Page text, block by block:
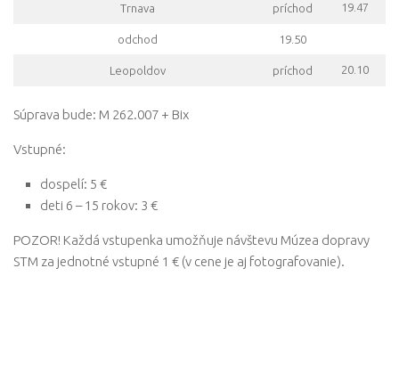
Trnava príchod 19.47
odchod 19.50
Leopoldov príchod 20.10
Súprava bude: M 262.007 + Bix
Vstupné:
dospelí: 5 €
deti 6 – 15 rokov: 3 €
POZOR! Každá vstupenka umožňuje návštevu Múzea dopravy
STM za jednotné vstupné 1 € (v cene je aj fotografovanie).